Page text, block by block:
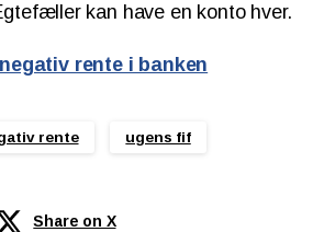
kan have en konto hver.
rente i banken
rente ugens fif
Share on X